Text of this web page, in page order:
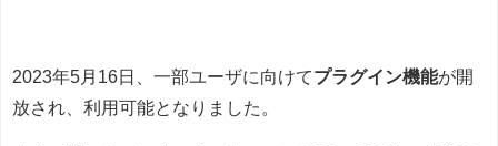
2023年5月16日、一部ユーザに向けてプラグイン機能が開
放され、利用可能となりました。